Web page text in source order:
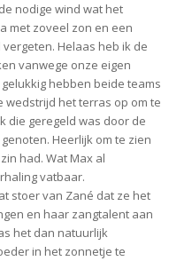
nodige wind wat het
met zoveel zon en een
Helaas heb ik de
vanwege onze eigen
hebben beide teams
wedstrijd het terras op om te
die geregeld was door de
Heerlijk om te zien
had. Wat Max al
vatbaar.
stoer van Zané dat ze het
en haar zangtalent aan
het dan natuurlijk
in het zonnetje te